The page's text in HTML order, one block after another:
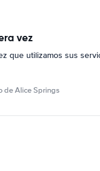
vez
que utilizamos sus
de Alice Springs